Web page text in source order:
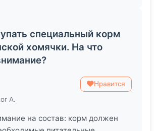
специальный корм
хомячки. На что
Нравится
A.
на состав: корм должен